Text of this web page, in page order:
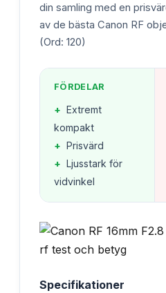
din samling med en
av de bästa Canon RF
(Ord: 120)
FÖRDELAR
+ Extremt
kompakt
+ Prisvärd
+ Ljusstark för
vidvinkel
Specifikationer